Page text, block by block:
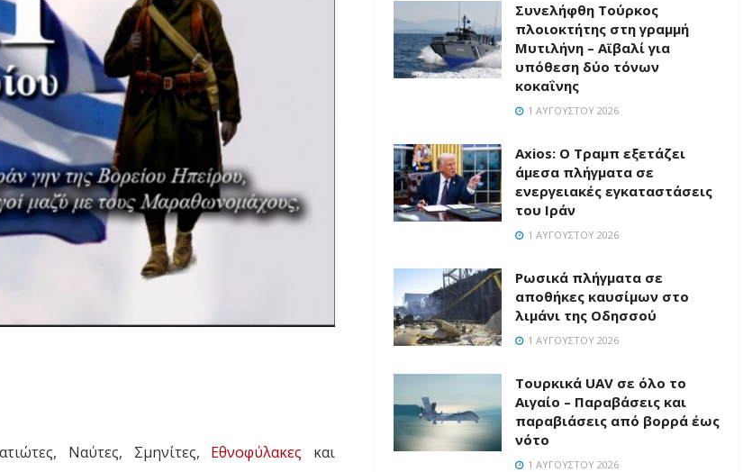
Ναύτες, Σμηνίτες, Εθνοφύλακες και
Συνελήφθη Τούρκος
πλοιοκτήτης στη γραμμή
Μυτιλήνη – Αϊβαλί για
υπόθεση δύο τόνων
κοκαΐνης
1 ΑΥΓΟΎΣΤΟΥ 2026
Axios: Ο Τραμπ εξετάζει
άμεσα πλήγματα σε
ενεργειακές εγκαταστάσεις
του Ιράν
1 ΑΥΓΟΎΣΤΟΥ 2026
Ρωσικά πλήγματα σε
αποθήκες καυσίμων στο
λιμάνι της Οδησσού
1 ΑΥΓΟΎΣΤΟΥ 2026
Τουρκικά UAV σε όλο το
Αιγαίο – Παραβάσεις και
παραβιάσεις από βορρά έως
νότο
1 ΑΥΓΟΎΣΤΟΥ 2026